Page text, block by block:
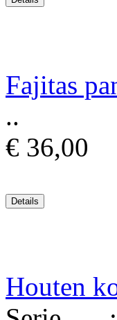
Fajitas
..
€ 36,00
Houten